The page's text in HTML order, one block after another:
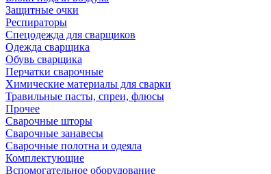
Защитные очки
Респираторы
Спецодежда для сварщиков
Одежда сварщика
Обувь сварщика
Перчатки сварочные
Химические материалы для сварки
Травильные пасты, спреи, флюсы
Прочее
Сварочные шторы
Сварочные занавесы
Сварочные полотна и одеяла
Комплектующие
Вспомогательное оборудование